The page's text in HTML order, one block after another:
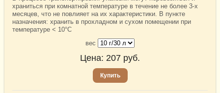
храниться при комнатной температуре в течение не более 3-х
месяцев, что не повлияет на их характеристики. В пункте
назначения: хранить в прохладном и сухом помещении при
температуре < 10°C
вес
Цена: 207 руб.
Купить